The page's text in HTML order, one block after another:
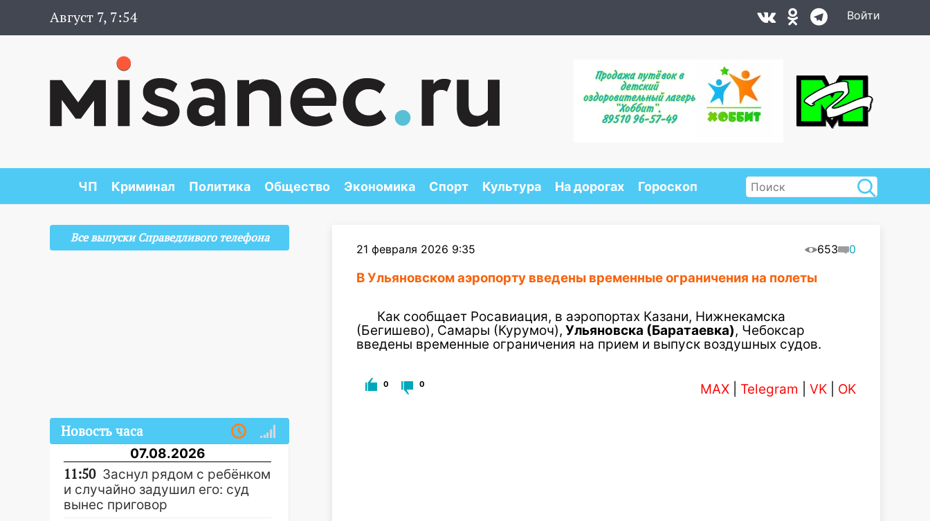
Август 7, 7:54 Войти
ЧП Криминал Политика Общество Экономика Спорт Культура На дорогах Гороскоп
21 февраля 2026 9:35 653 0
В Ульяновском аэропорту введены временные ограничения на полеты
Как сообщает Росавиация, в аэропортах Казани, Нижнекамска
(Бегишево), Самары (Курумоч), Ульяновска (Баратаевка), Чебоксар
введены временные ограничения на прием и выпуск воздушных судов.
0 0 MAX Telegram VK OK
Все выпуски Справедливого телефона
Новость часа
07.08.2026
11:50 Заснул рядом с ребёнком
и случайно задушил его: суд
вынес приговор